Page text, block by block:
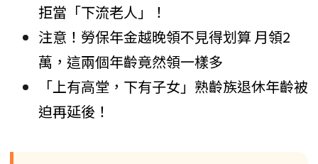
拒當「下流老人」！
注意！勞保年金越晚領不見得划算 月領2
萬，這兩個年齡竟然領一樣多
「上有高堂，下有子女」熟齡族退休年齡被
迫再延後！